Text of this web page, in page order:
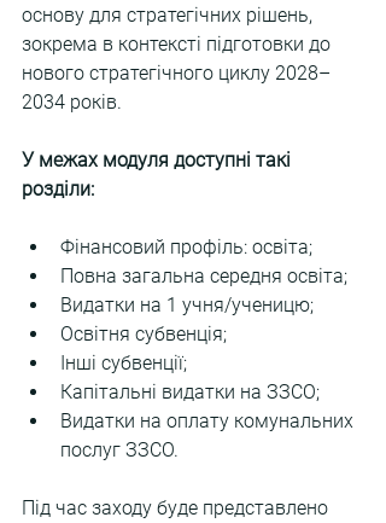
основу для стратегічних рішень,
зокрема в контексті підготовки до
нового стратегічного циклу 2028–
2034 років.
У межах модуля доступні такі
розділи:
Фінансовий профіль: освіта;
Повна загальна середня освіта;
Видатки на 1 учня/ученицю;
Освітня субвенція;
Інші субвенції;
Капітальні видатки на ЗЗСО;
Видатки на оплату комунальних
послуг ЗЗСО.
Під час заходу буде представлено